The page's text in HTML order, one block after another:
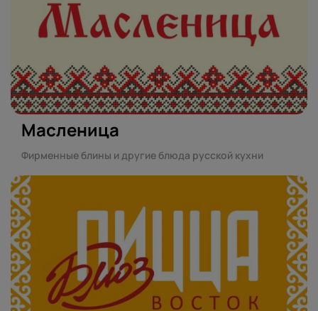
Масленица
Фирменные блины и другие блюда русской кухни